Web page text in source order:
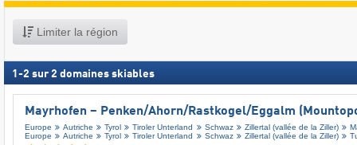
Limiter la région
1 -2 sur2 domaines skiables
Mayrhofen – Penken/​Ahorn/​Rastkogel/​Eggalm
Europe Autriche Tyrol Tiroler Unterland Schwaz Zillertal (vallée de la Ziller)
Europe
Autriche Tyrol Tiroler Unterland Schwaz Zillertal (vallée de la Ziller)